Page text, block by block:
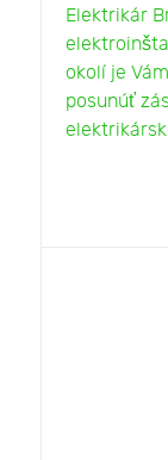
Elektrikár
okolí je
posunúť